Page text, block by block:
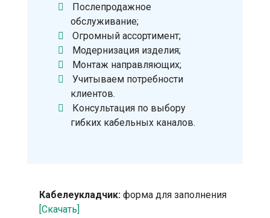
Послепродажное
обслуживание;
Огромный ассортимент;
Модернизация изделия;
Монтаж направляющих;
Учитываем потребности
клиентов.
Консультация по выбору
гибких кабельных каналов.
Кабелеукладчик: форма для заполнения
[Скачать]